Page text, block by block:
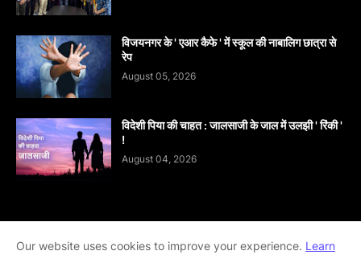
विजयनगर के ' एआर कैफे ' में स्कूल की नाबालिग छात्रा से
रेप
August 05, 2026
विदेशी पिया की चाहत : जालसाजी के जाल में उलझी ' रिंकी '
!
August 04, 2026
Home About contact-us Disclaimer
Our website uses cookies to improve your experience. Learn